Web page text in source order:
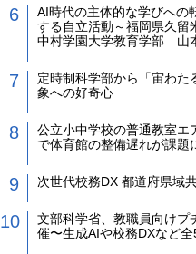
AI時代の主体的な学びへ
する自立活動～福岡県久留
中村学園大学教育学部 山
定時制科学部から「宙わ
象への好奇心
公立小中学校の普通教室エ
で体育館の整備遅れが課題
次世代校務DX 都道府県域
文部科学省、教職員向けプ
催〜生成AIや校務DXなど全